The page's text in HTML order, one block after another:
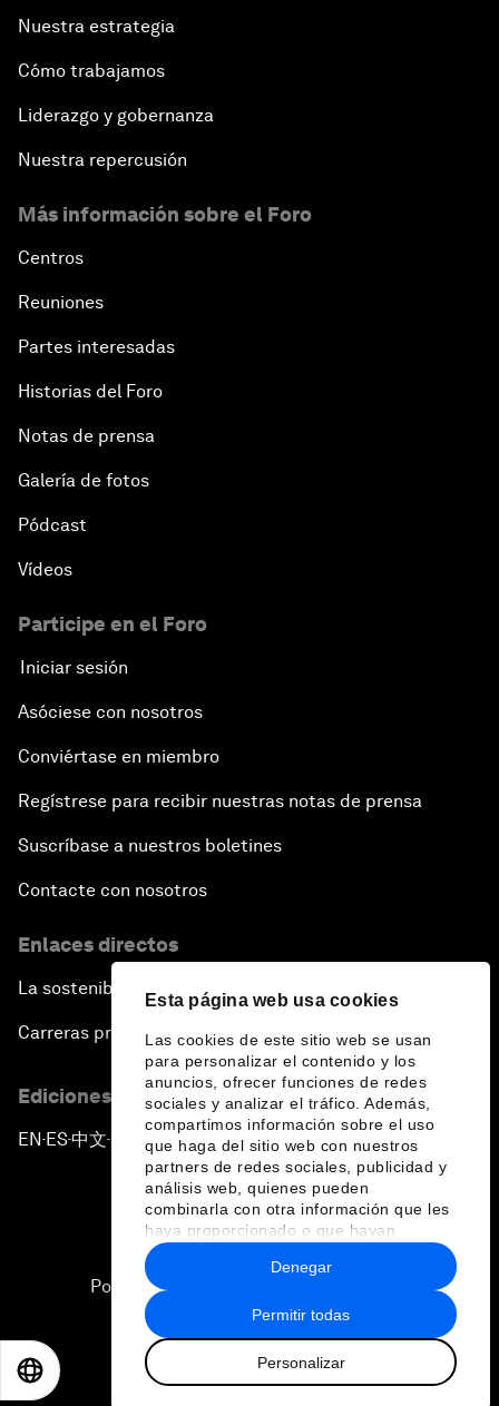
Esta página web usa cookies
Las cookies de este sitio web se usan
para personalizar el contenido y los
anuncios, ofrecer funciones de redes
sociales y analizar el tráfico. Además,
compartimos información sobre el uso
que haga del sitio web con nuestros
partners de redes sociales, publicidad y
análisis web, quienes pueden
combinarla con otra información que les
haya proporcionado o que hayan
recopilado a partir del uso que haya
hecho de sus servicios.
Permitir todas
Personalizar
Denegar
Nuestra estrategia
Cómo trabajamos
Liderazgo y gobernanza
Nuestra repercusión
Más información sobre el Foro
Centros
Reuniones
Partes interesadas
Historias del Foro
Notas de prensa
Galería de fotos
Pódcast
Vídeos
Participe en el Foro
Iniciar sesión
Asóciese con nosotros
Conviértase en miembro
Regístrese para recibir nuestras notas de prensa
Suscríbase a nuestros boletines
Contacte con nosotros
Enlaces directos
La sostenibilidad en el Foro
Carreras profesionales
Ediciones en otros idiomas
EN ▪ES▪中文▪ 日本語
Política de privacidad y normas de uso
Sitemap
2026 Foro Económico Mundial